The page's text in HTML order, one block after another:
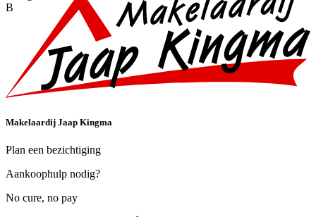
B
Makelaardij Jaap Kingma
Plan een bezichtiging
Aankoophulp nodig?
No cure, no pay